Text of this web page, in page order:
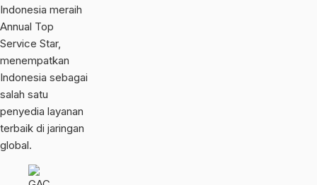
Indonesia meraih
Annual Top
Service Star,
menempatkan
Indonesia sebagai
salah satu
penyedia layanan
terbaik di jaringan
global.